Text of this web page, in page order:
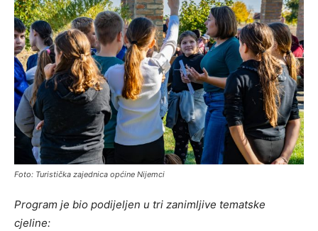
Foto: Turistička zajednica općine Nijemci
Program je bio podijeljen u tri zanimljive tematske
cjeline: